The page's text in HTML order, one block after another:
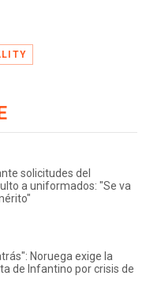
solicitudes del
a uniformados: "Se va
Noruega exige la
de Infantino por crisis de